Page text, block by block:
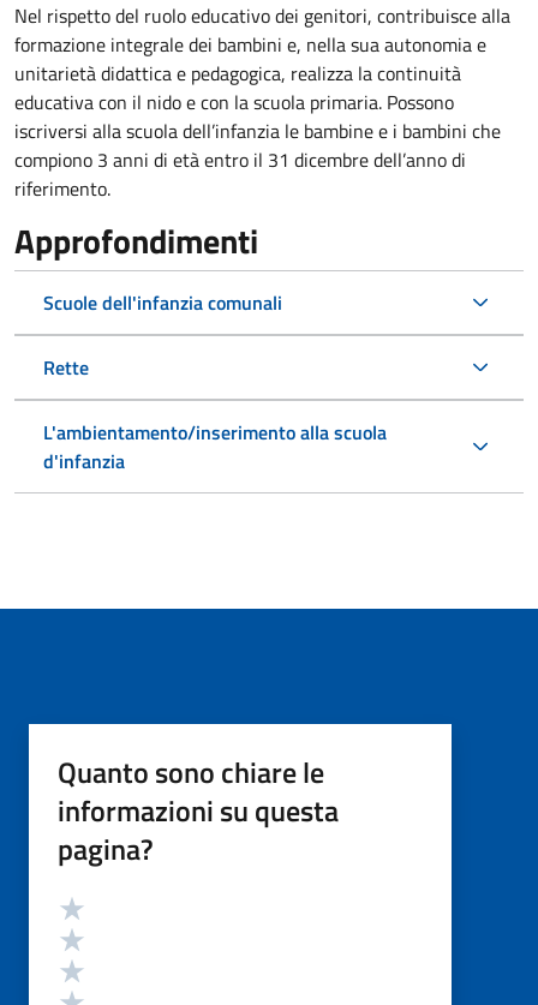
Nel rispetto del ruolo educativo dei genitori, contribuisce alla
formazione integrale dei bambini e, nella sua autonomia e
unitarietà didattica e pedagogica, realizza la continuità
educativa con il nido e con la scuola primaria. Possono
iscriversi alla scuola dell’infanzia le bambine e i bambini che
compiono 3 anni di età entro il 31 dicembre dell’anno di
riferimento.
Approfondimenti
Scuole dell'infanzia comunali
Rette
L'ambientamento/inserimento alla scuola
d'infanzia
Quanto sono chiare le
informazioni su questa
pagina?
Valutazione